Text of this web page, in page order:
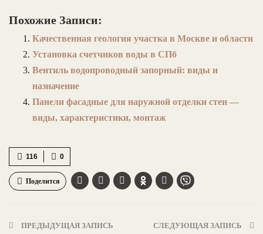
Похожие Записи:
Качественная геология участка в Москве и области
Установка счетчиков воды в СПб
Вентиль водопроводный запорный: виды и
назначение
Панели фасадные для наружной отделки стен —
виды, характеристики, монтаж
0
116
Поделится
ПРЕДЫДУЩАЯ ЗАПИСЬ СЛЕДУЮЩАЯ ЗАПИСЬ